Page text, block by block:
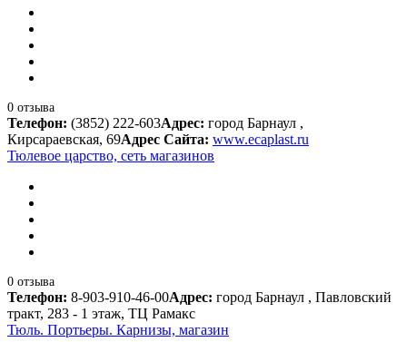
0 отзыва
Телефон: (3852) 222-603Адрес: город Барнаул ,
Кирсараевская, 69Адрес Сайта: www.ecaplast.ru
Тюлевое царство, сеть магазинов
0 отзыва
Телефон: 8-903-910-46-00Адрес: город Барнаул , Павловский
тракт, 283 - 1 этаж, ТЦ Рамакс
Тюль. Портьеры. Карнизы, магазин